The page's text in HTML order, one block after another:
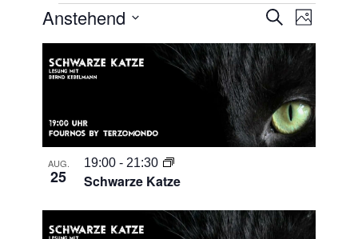
Veranstaltungen
Suche
und
Suche
Foto
Anstehend
Datum
auswählen.
List
of
in
Photo
View
AUG.
25 Schwarze Katze
19:00- 21:30